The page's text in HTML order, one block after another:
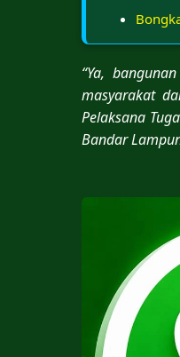
“Ya,
masyarakat
Pelaksana
Bandar